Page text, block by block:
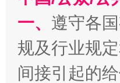
一、 遵守各
规及行业规
间接引起的